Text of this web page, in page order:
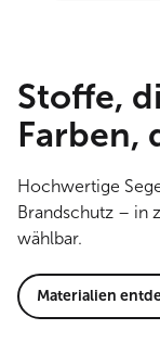
Stoffe,
Farben,
Hochwertige
Brandschutz – in
wählbar.
Materialien